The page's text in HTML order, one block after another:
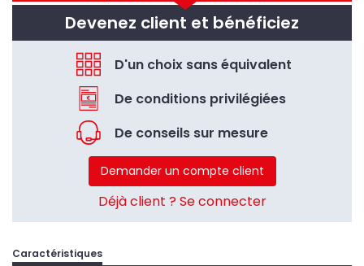
Devenez client et bénéficiez
D'un choix sans équivalent
De conditions privilégiées
De conseils sur mesure
Demander un compte client
Déjà client ? Se connecter
Caractéristiques